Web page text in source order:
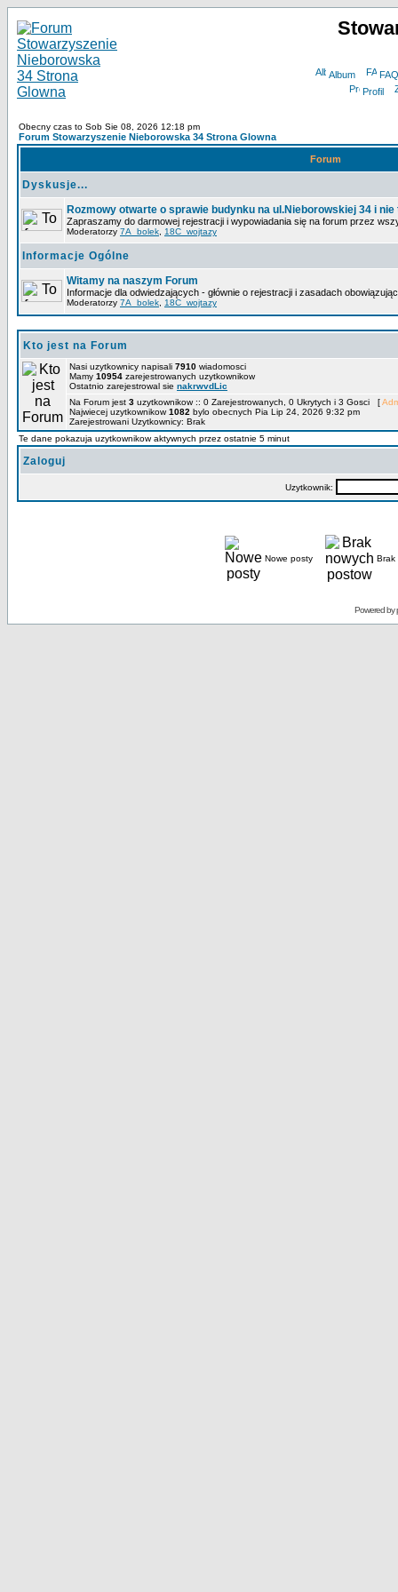
Album
FAQ
Profil
Obecny czas to Sob Sie 08, 2026 12:18 pm
Forum Stowarzyszenie Nieborowska 34 Strona Glowna
Forum
Dyskusje...
Rozmowy otwarte o sprawie budynku na ul.Nieborowskiej 34 i nie
Zapraszamy do darmowej rejestracji i wypowiadania się na forum przez
Moderatorzy 7A_bolek 18C_wojtazy
Informacje Ogólne
Witamy na naszym Forum
Informacje dla odwiedzających - głównie o rejestracji i zasadach
Moderatorzy 7A_bolek 18C_wojtazy
Kto jest na Forum
Nasi uzytkownicy napisali 7910 wiadomosci
Mamy 10954 zarejestrowanych uzytkownikow
Ostatnio zarejestrowal sie nakrwvdLic
Na Forum jest 3 uzytkownikow :: 0 Zarejestrowanych, 0 Ukrytych i 3 Gosci [
Najwiecej uzytkownikow1082 bylo obecnych Pia Lip 24, 2026 9:32 pm
Zarejestrowani Uzytkownicy: Brak
Te dane pokazuja uzytkownikow aktywnych przez ostatnie 5 minut
Zaloguj
Uzytkownik:
Nowe posty Brak
Powered by